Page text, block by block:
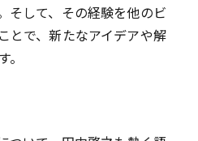
そして、その経験を他のビ
とで、新たなアイデアや解